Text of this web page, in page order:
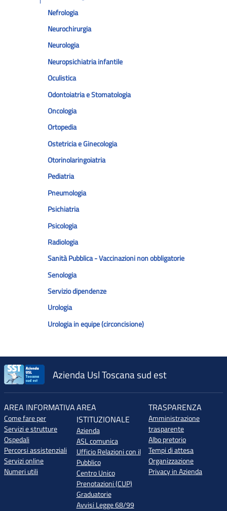
Nefrologia
Neurochirurgia
Neurologia
Neuropsichiatria infantile
Oculistica
Odontoiatria e Stomatologia
Oncologia
Ortopedia
Ostetricia e Ginecologia
Otorinolaringoiatria
Pediatria
Pneumologia
Psichiatria
Psicologia
Radiologia
Sanità Pubblica - Vaccinazioni non obbligatorie
Senologia
Servizio dipendenze
Urologia
Urologia in equipe (circoncisione)
Azienda Usl Toscana sud est
AREA INFORMATIVA
Come fare per
Servizi e strutture
Ospedali
Percorsi assistenziali
Servizi online
Numeri utili
AREA
ISTITUZIONALE
Azienda
ASL comunica
Ufficio Relazioni con il
Pubblico
Centro Unico
Prenotazioni (CUP)
Graduatorie
Avvisi Legge 68/99
TRASPARENZA
Amministrazione
trasparente
Albo pretorio
Tempi di attesa
Organizzazione
Privacy in Azienda